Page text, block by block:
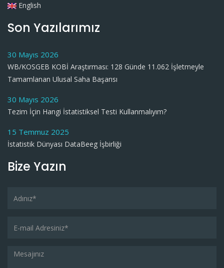
English
Son Yazılarımız
30 Mayıs 2026
WB/KOSGEB KOBİ Araştırması: 128 Günde 11.062 İşletmeyle
Tamamlanan Ulusal Saha Başarısı
30 Mayıs 2026
Tezim İçin Hangi İstatistiksel Testi Kullanmalıyım?
15 Temmuz 2025
İstatistik Dünyası DataBeeg İşbirliği
Bize Yazın